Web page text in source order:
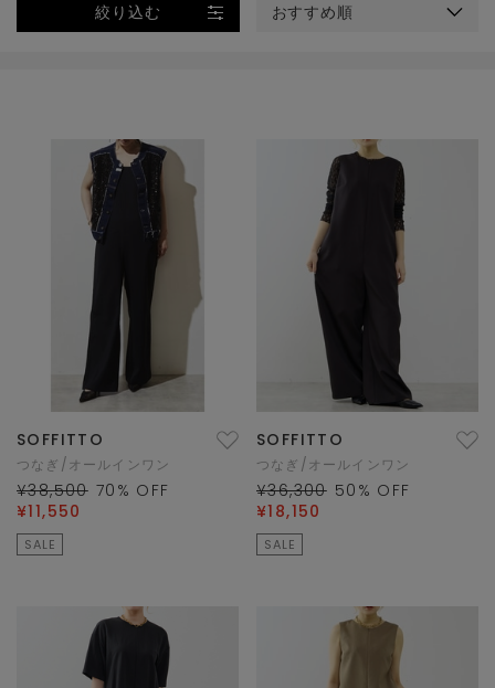
絞り込む おすすめ順
SOFFITTO
つなぎ/オールインワン
¥38,500 70 % OFF
¥11,550
SALE
SOFFITTO
つなぎ/オールインワン
¥36,300 50 % OFF
¥18,150
SALE